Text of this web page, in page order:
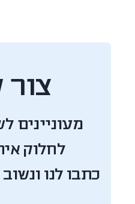
מעוניינים
לחלוק
כתבו לנו